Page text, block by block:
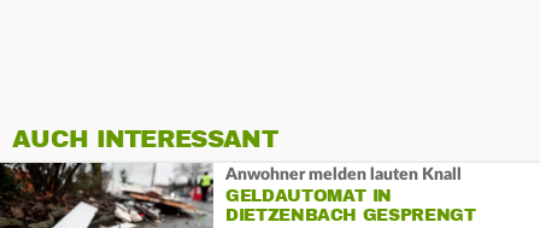
AUCH INTERESSANT
Anwohner melden lauten Knall
GELDAUTOMAT IN
DIETZENBACH GESPRENGT